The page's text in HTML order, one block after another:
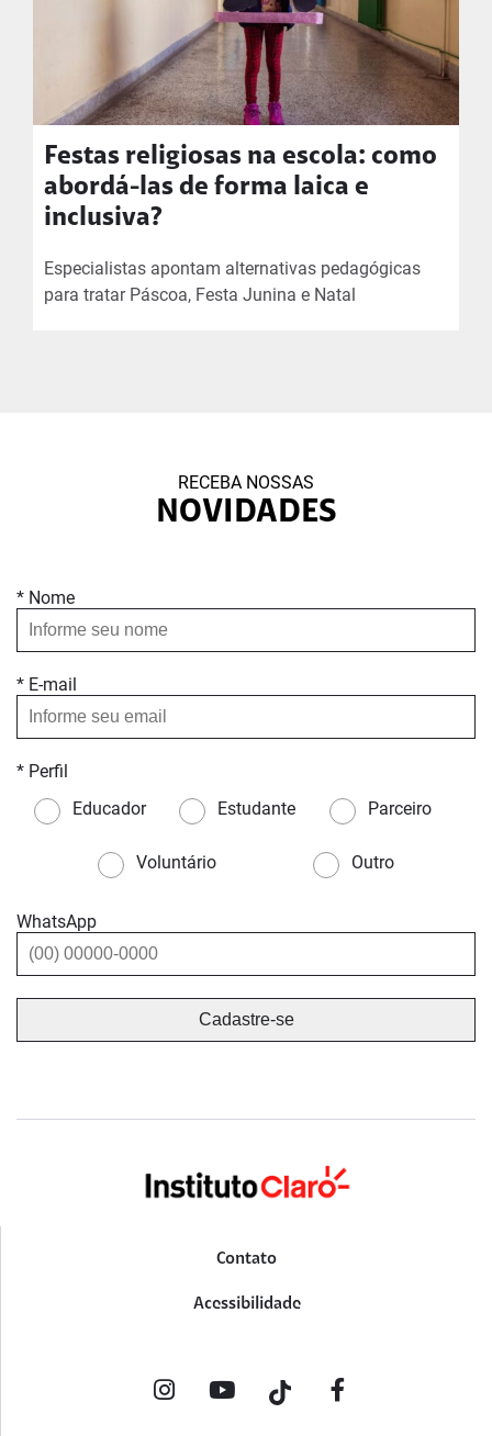
Festas religiosas na escola: como
abordá-las de forma laica e
inclusiva?
Especialistas apontam alternativas pedagógicas
para tratar Páscoa, Festa Junina e Natal
RECEBA NOSSAS
NOVIDADES
* Nome
* E-mail
* Perfil
Educador
Estudante Parceiro
Voluntário Outro
WhatsApp
Contato
Acessibilidade